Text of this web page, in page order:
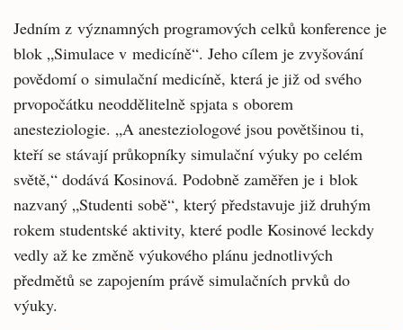
Jedním z významných programových celků konference je
blok „Simulace v medicíně“. Jeho cílem je zvyšování
povědomí o simulační medicíně, která je již od svého
prvopočátku neoddělitelně spjata s oborem
anesteziologie. „A anesteziologové jsou povětšinou ti,
kteří se stávají průkopníky simulační výuky po celém
světě,“ dodává Kosinová. Podobně zaměřen je i blok
nazvaný „Studenti sobě“, který představuje již druhým
rokem studentské aktivity, které podle Kosinové leckdy
vedly až ke změně výukového plánu jednotlivých
předmětů se zapojením právě simulačních prvků do
výuky.